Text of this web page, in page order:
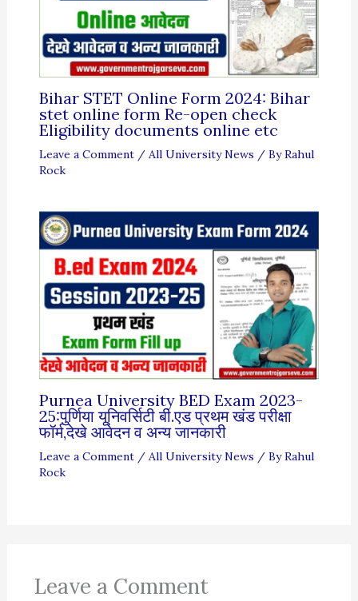
Bihar STET Online Form 2024: Bihar
stet online form Re-open check
Eligibility documents online etc
Leave a Comment / All University News / ByRahul
Rock
Purnea University BED Exam 2023-
25:पुर्णिया यूनिवर्सिटी बी.एड प्रथम खंड परीक्षा
फॉर्म,देखे आवेदन व अन्य जानकारी
Leave a Comment / All University News / ByRahul
Rock
Leave a Comment